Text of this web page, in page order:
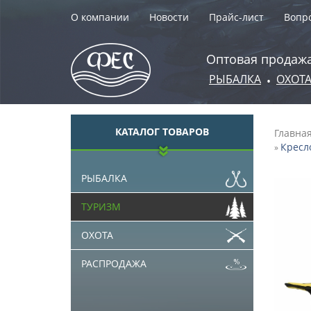
О компании Новости Прайс-лист
Оптовая
РЫБАЛКА • ОХОТА
КАТАЛОГ ТОВАРОВ
РЫБАЛКА
ТУРИЗМ
ОХОТА
РАСПРОДАЖА
Главная
»